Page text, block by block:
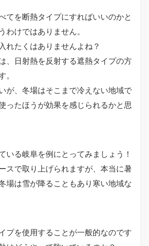
てを断熱タイプにすればいいのかと
わけではありません。
れたくはありませんよね？
、日射熱を反射する遮熱タイプの方
。
が、冬場はそこまで冷えない地域で
ったほうが効果を感じられるかと思
いる岐阜を例にとってみましょう！
スで取り上げられますが、本当に暑
場は雪が降ることもあり寒い地域な
プを使用することが一般的なのです